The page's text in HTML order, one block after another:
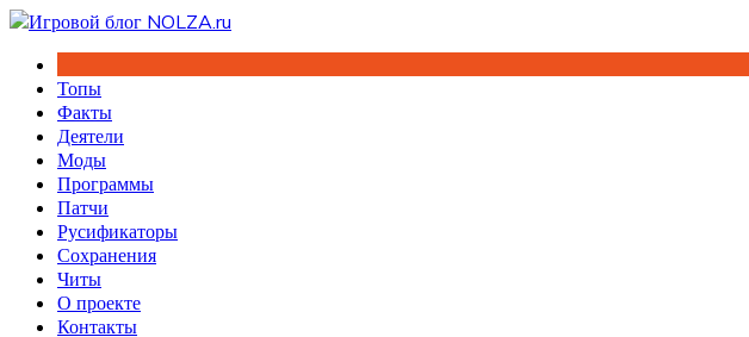
Перейти
содержимому
Топы
Факты
Деятели
Моды
Программы
Патчи
Русификаторы
Сохранения
Читы
О проекте
Контакты